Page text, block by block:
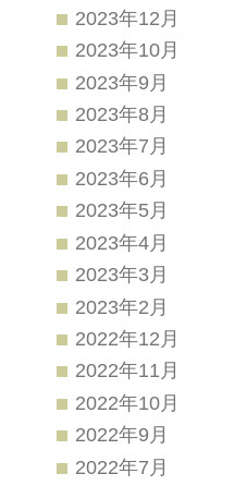
2023年12月
2023年10月
2023年9月
2023年8月
2023年7月
2023年6月
2023年5月
2023年4月
2023年3月
2023年2月
2022年12月
2022年11月
2022年10月
2022年9月
2022年7月